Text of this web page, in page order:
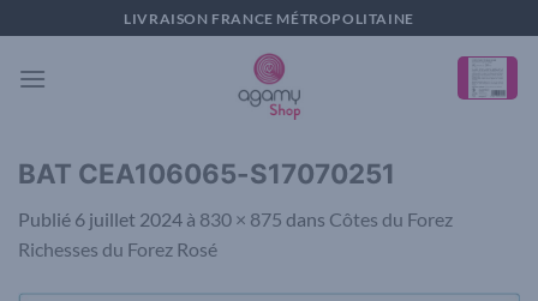
au
contenu
LIVRAISON FRANCE MÉTROPOLITAINE
BAT CEA106065-S17070251
Publié 6 juillet 2024 à 830 × 875 dans Côtes du Forez
Richesses du Forez Rosé